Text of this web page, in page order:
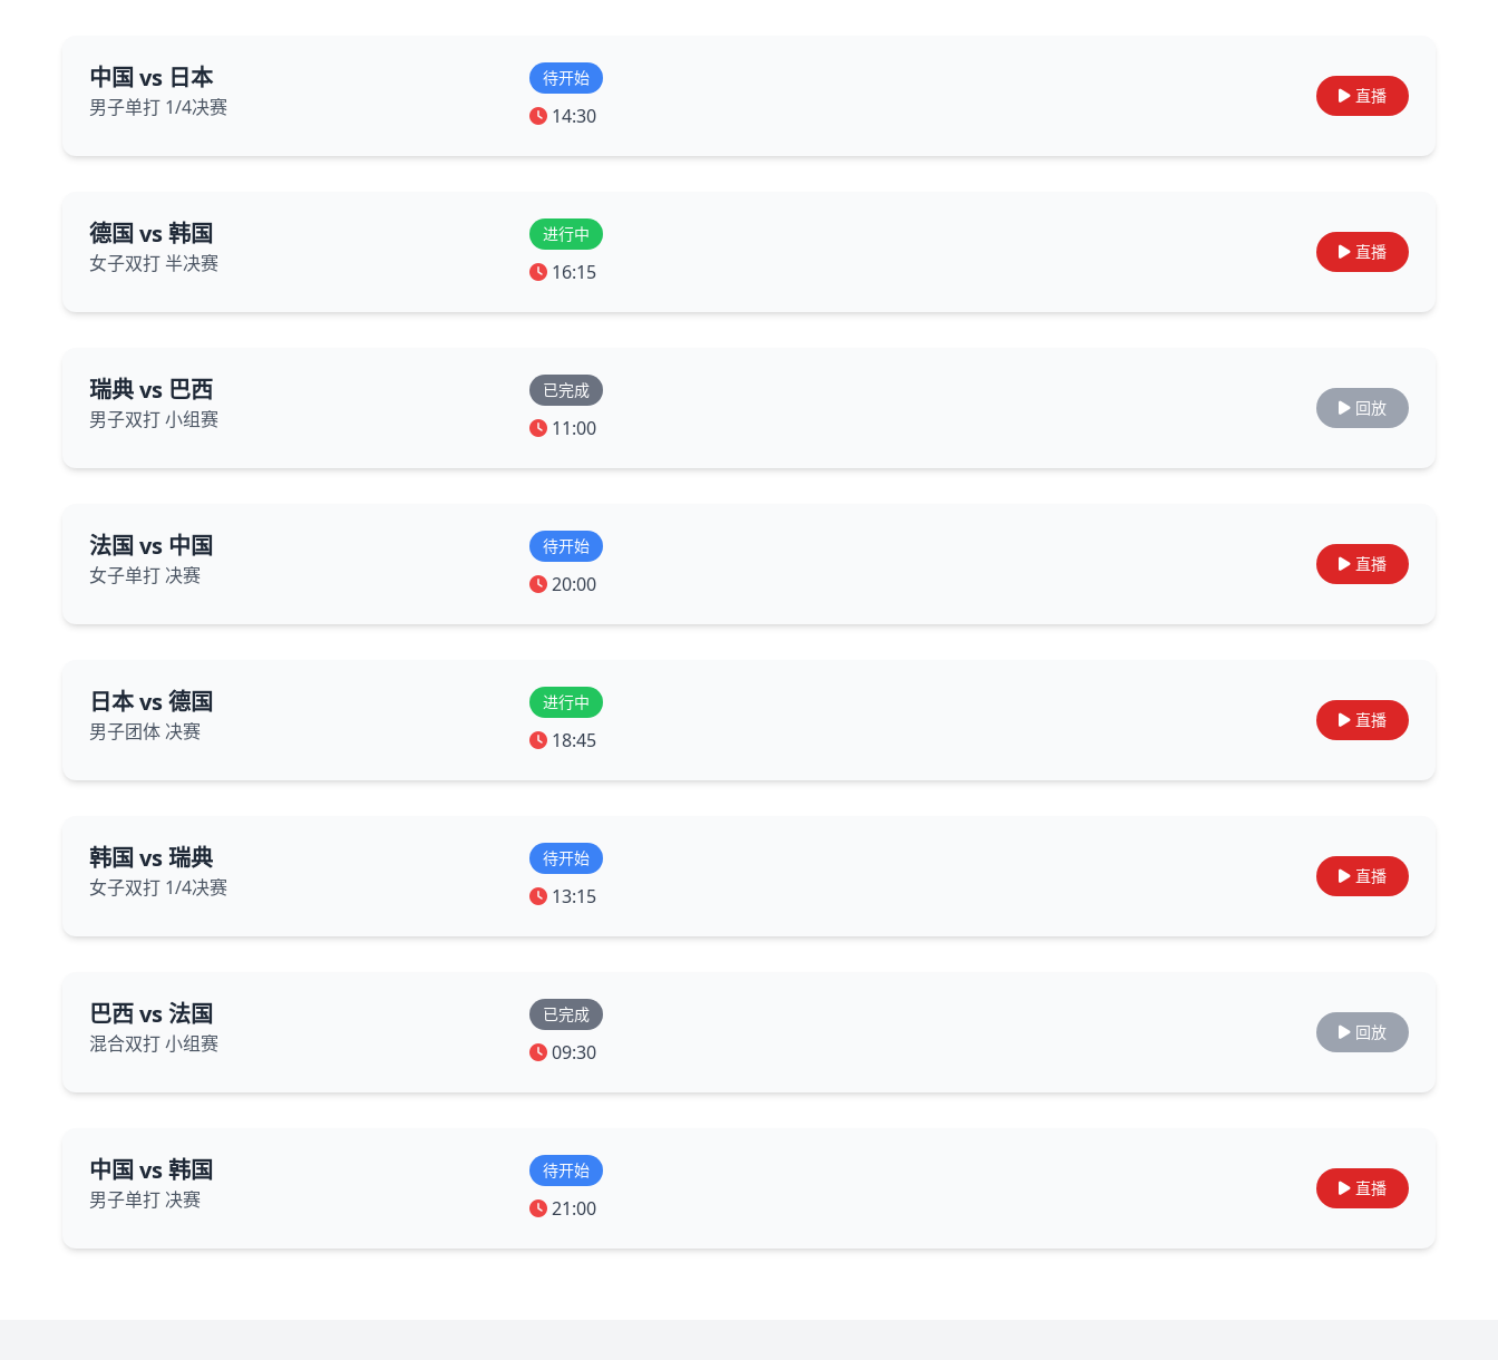
中国 vs 日本
男子单打 1/4决赛
待开始
14:30
直播
德国 vs 韩国
女子双打 半决赛
进行中
16:15
直播
瑞典 vs 巴西
男子双打 小组赛
已完成
11:00
回放
法国 vs 中国
女子单打 决赛
待开始
20:00
直播
日本 vs 德国
男子团体 决赛
进行中
18:45
直播
韩国 vs 瑞典
女子双打 1/4决赛
待开始
13:15
直播
巴西 vs 法国
混合双打 小组赛
已完成
09:30
回放
中国 vs 韩国
男子单打 决赛
待开始
21:00
直播